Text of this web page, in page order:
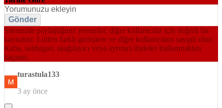
Gönder
Sitemizde paylaştığınız yorumlar, diğer kullanıcılar için değerli bir
kaynaktır. Lütfen farklı görüşlere ve diğer kullanıcılara saygılı olun.
Kaba, saldırgan, aşağılayıcı veya ayrımcı ifadeler kullanmaktan
kaçının.
turastula133
3 ay önce